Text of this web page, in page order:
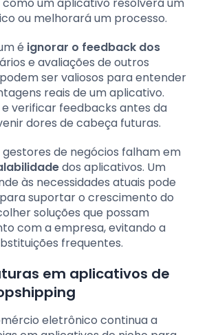
ou melhorará um processo.
é ignorar o feedback dos
e avaliações de outros
ser valiosos para entender
reais de um aplicativo.
e verificar feedbacks antes da
dores de cabeça futuras.
gestores de negócios falham em
dos aplicativos. Um
às necessidades atuais pode
suportar o crescimento do
soluções que possam
com a empresa, evitando a
frequentes.
em aplicativos de
eletrônico continua a